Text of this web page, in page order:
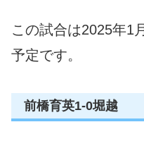
この試合は2025年1
予定です。
前橋育英1-0堀越